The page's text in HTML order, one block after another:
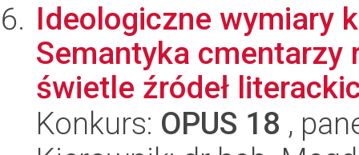
Ideologiczne wymiary
Semantyka cmentarzy
świetle źródeł
Konkurs: OPUS 18 ,